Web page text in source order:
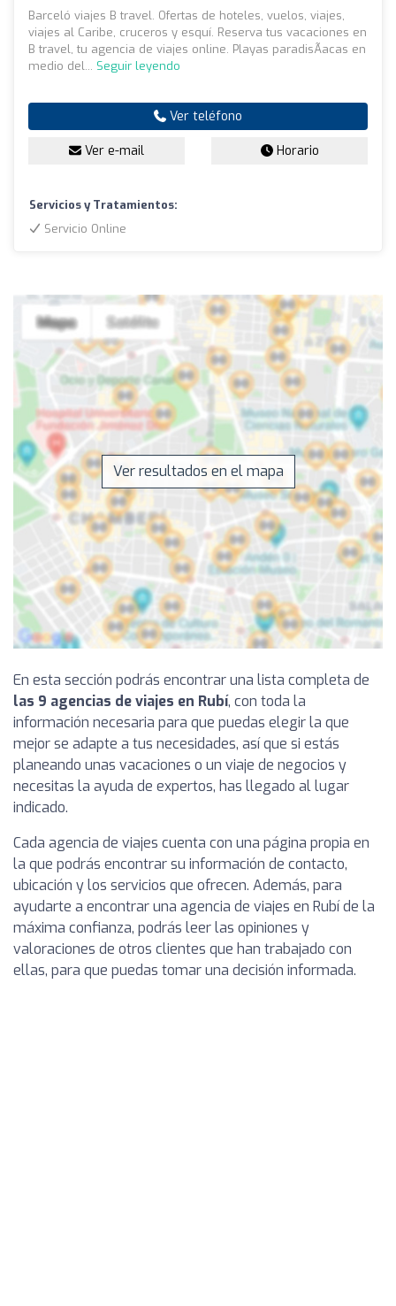
Barceló viajes B travel. Ofertas de hoteles, vuelos, viajes,
viajes al Caribe, cruceros y esquí. Reserva tus vacaciones en
B travel, tu agencia de viajes online. Playas paradisÃ­acas en
medio del... Seguir leyendo
Ver teléfono
Ver e-mail Horario
Servicios y Tratamientos:
Servicio Online
Ver resultados en el mapa
En esta sección podrás encontrar una lista completa de
las 9 agencias de viajes en Rubí, con toda la
información necesaria para que puedas elegir la que
mejor se adapte a tus necesidades, así que si estás
planeando unas vacaciones o un viaje de negocios y
necesitas la ayuda de expertos, has llegado al lugar
indicado.
Cada agencia de viajes cuenta con una página propia en
la que podrás encontrar su información de contacto,
ubicación y los servicios que ofrecen. Además, para
ayudarte a encontrar una agencia de viajes en Rubí de la
máxima confianza, podrás leer las opiniones y
valoraciones de otros clientes que han trabajado con
ellas, para que puedas tomar una decisión informada.